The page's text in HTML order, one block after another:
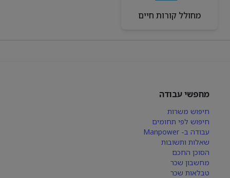
מחולל קורות חיים
מחפשי עבודה
חיפוש משרות
חיפוש לפי תחומים
עבודה ב- Manpower
שאלות ותשובות
הסוכן החכם
מחשבון שכר
טבלאות שכר